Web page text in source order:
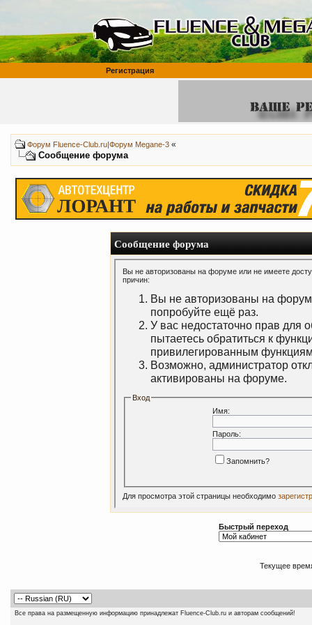
Регистрация
Форум Fluence-Club.ru|Форум Megane-3 «
Сообщение форума
Сообщение форума
Вы не авторизованы на форуме или не имеете
причин:
Вы не авторизованы на
попробуйте ещё раз.
У вас недостаточно прав для
пытаетесь обратиться к
привилегированным
Возможно, администратор
активированы на форуме.
Вход
Имя:
Пароль:
Запомнить?
Для просмотра этой страницы необходимо
Быстрый переход
Текущее
Все права на размещенную информацию принадлежат Fluence-Club.ru и авторам сообщений!